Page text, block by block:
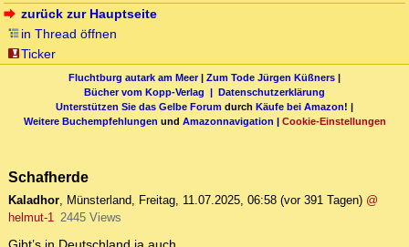
zurück zur Hauptseite
in Thread öffnen
Ticker
Fluchtburg autark am Meer| Zum Tode Jürgen Küßners |
Bücher vom Kopp-Verlag | Datenschutzerklärung
Unterstützen Sie das Gelbe Forum durch Käufe bei Amazon! |
Weitere Buchempfehlungen und Amazonnavigation | Cookie-Einstellungen
Schafherde
Kaladhor, Münsterland, Freitag, 11.07.2025, 06:58 (vor 391 Tagen) @
helmut-1 2445 Views